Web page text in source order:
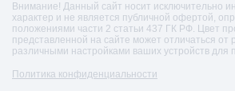
Внимание! Данный сайт носит исключительно
характер и не является публичной офертой,
положениями части 2 статьи 437 ГК РФ. Цвет
представленной на сайте может отличаться от
различными настройками ваших устройств для
Политика конфиденциальности